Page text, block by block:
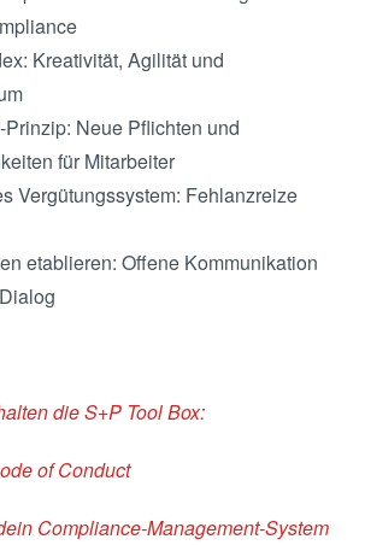
Kreativität, Agilität und
Neue Pflichten und
für Mitarbeiter
Vergütungssystem: Fehlanzreize
etablieren: Offene Kommunikation
die S+P Tool Box:
of Conduct
Compliance-Management-System